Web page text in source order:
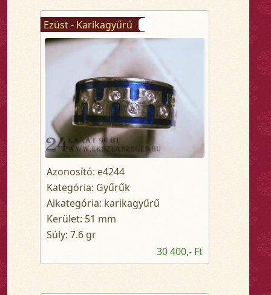
Ezüst - Karikagyűrű
Azonosító: e4244
Kategória: Gyűrűk
Alkategória: karikagyűrű
Kerület: 51 mm
Súly: 7.6 gr
30 400,- Ft